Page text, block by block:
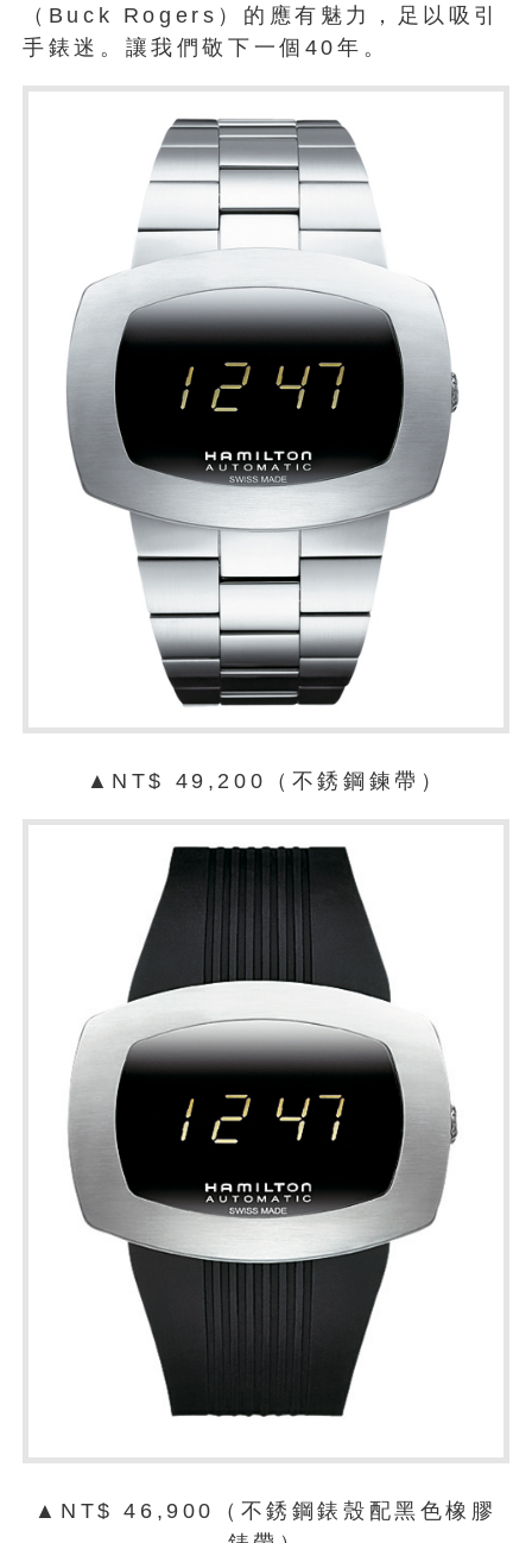
（Buck Rogers）的應有魅力，足以吸引
手錶迷。讓我們敬下一個40年。
▲NT$ 49,200（不銹鋼鍊帶）
▲NT$ 46,900（不銹鋼錶殼配黑色橡膠